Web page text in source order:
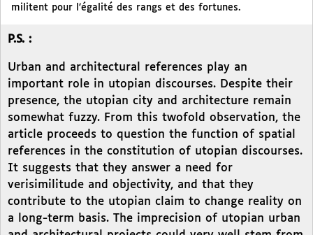
militent pour l’égalité des rangs et des fortunes.
P.S. :
Urban and architectural references play an
important role in utopian discourses. Despite their
presence, the utopian city and architecture remain
somewhat fuzzy. From this twofold observation, the
article proceeds to question the function of spatial
references in the constitution of utopian discourses.
It suggests that they answer a need for
verisimilitude and objectivity, and that they
contribute to the utopian claim to change reality on
a long-term basis. The imprecision of utopian urban